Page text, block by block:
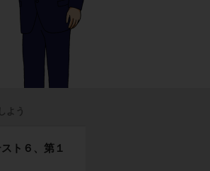
よう
ト６、第１